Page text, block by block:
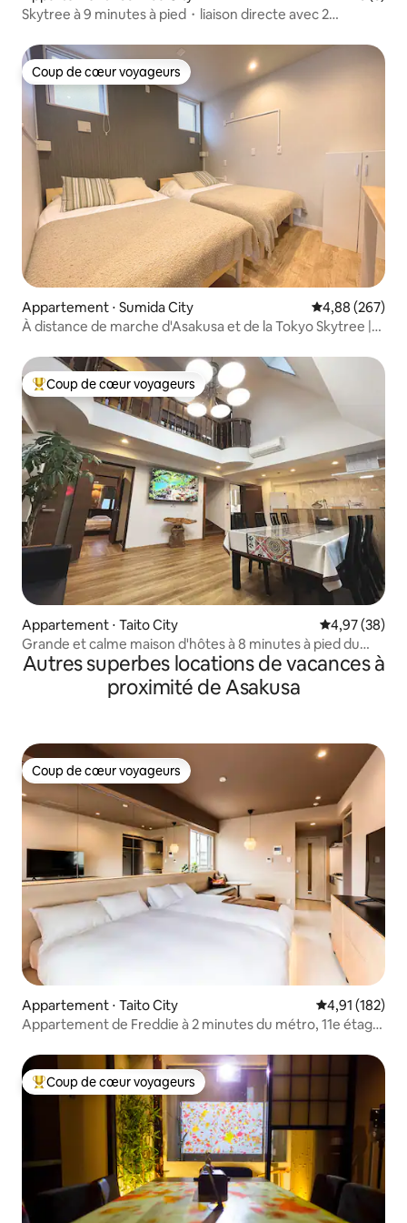
Skytree à 9 minutes à pied・liaison directe avec 2
Coup de cœur voyageurs
Coup de cœur voyageurs
Appartement ⋅ Sumida City Évaluation
4,88 (267)
À distance de marche d'Asakusa et de la Tokyo Skytree |
de la gare | Pour 5 personnes maximum | Commerce de
proximité à 3 minutes | Location privée...
Coups de cœur voyageurs les plus appréciés
Coup de cœur voyageurs
Appartement ⋅ Taito City Évaluation
4,97 (38)
Grande et calme maison d'hôtes à 8 minutes à pied du
temple d'Asakusa (Mezonet, jusqu'à 11 personnes)
Autres superbes locations de vacances à
proximité de Asakusa
Coup de cœur voyageurs
Coup de cœur voyageurs
Appartement ⋅ Taito City Évaluation
4,91 (182)
Appartement de Freddie à 2 minutes du métro, 11e étage
Coups de cœur voyageurs les plus appréciés
Coup de cœur voyageurs